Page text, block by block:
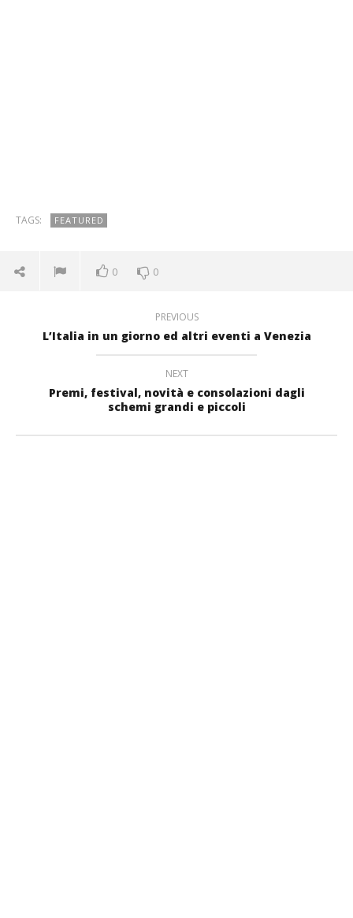
TAGS: FEATURED
0 0
PREVIOUS
L’Italia in un giorno ed altri eventi a Venezia
NEXT
Premi, festival, novità e consolazioni dagli
schemi grandi e piccoli